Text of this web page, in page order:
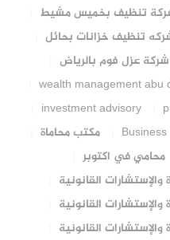
تنظيف بخميس مشيط
تنظيف خزانات بحائل
شركة عزل فوم بالرياض
wealth management abu
investment advisory
مكتب محاماة
محامي في اكتوبر
القانونية
القانونية
القانونية